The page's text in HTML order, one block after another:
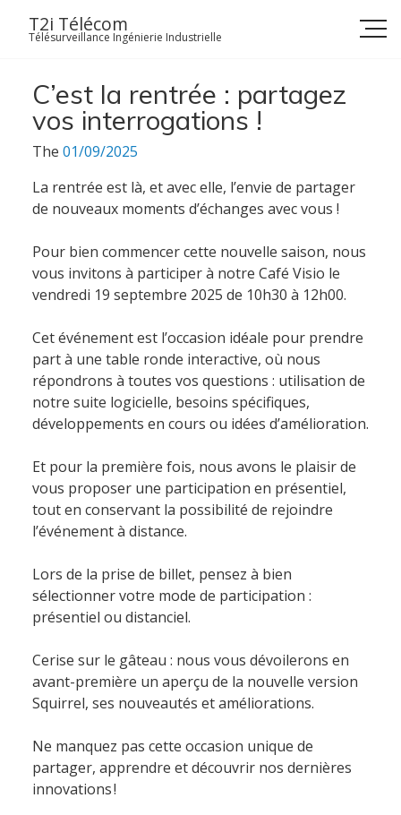
T2i Télécom
Télésurveillance Ingénierie Industrielle
C’est la rentrée : partagez
vos interrogations !
The 01/09/2025
La rentrée est là, et avec elle, l’envie de partager
de nouveaux moments d’échanges avec vous !
Pour bien commencer cette nouvelle saison, nous
vous invitons à participer à notre Café Visio le
vendredi 19 septembre 2025 de 10h30 à 12h00.
Cet événement est l’occasion idéale pour prendre
part à une table ronde interactive, où nous
répondrons à toutes vos questions : utilisation de
notre suite logicielle, besoins spécifiques,
développements en cours ou idées d’amélioration.
Et pour la première fois, nous avons le plaisir de
vous proposer une participation en présentiel,
tout en conservant la possibilité de rejoindre
l’événement à distance.
Lors de la prise de billet, pensez à bien
sélectionner votre mode de participation :
présentiel ou distanciel.
Cerise sur le gâteau : nous vous dévoilerons en
avant-première un aperçu de la nouvelle version
Squirrel, ses nouveautés et améliorations.
Ne manquez pas cette occasion unique de
partager, apprendre et découvrir nos dernières
innovations !